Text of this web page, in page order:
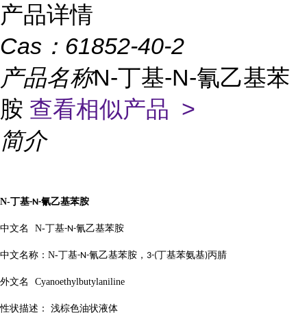
产品详情
Cas： 61852-40-2
产品名称N-丁基-N-氰乙基苯
胺 查看相似产品 >
简介
N-丁基-N-氰乙基苯胺
中文名 N-丁基-N-氰乙基苯胺
中文名称： N-丁基-N-氰乙基苯胺， 3-(丁基苯氨基)丙腈
外文名 Cyanoethylbutylaniline
性状描述： 浅棕色油状液体